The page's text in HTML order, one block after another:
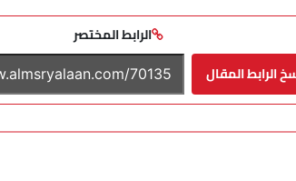
الرابط المختصر